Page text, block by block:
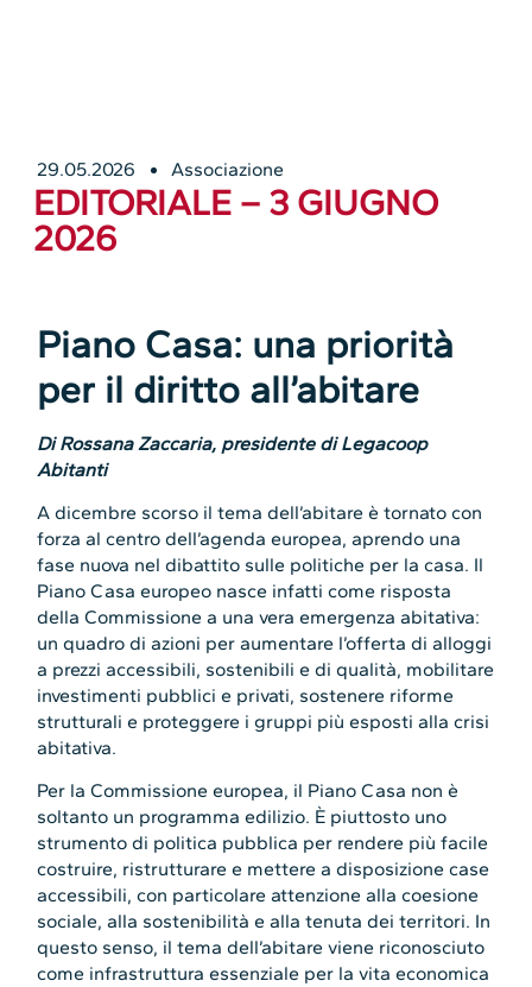
29.05.2026 Associazione
EDITORIALE – 3 GIUGNO
2026
Piano Casa: una priorità
per il diritto all’abitare
Di Rossana Zaccaria, presidente di Legacoop
Abitanti
A dicembre scorso il tema dell’abitare è tornato con
forza al centro dell’agenda europea, aprendo una
fase nuova nel dibattito sulle politiche per la casa. Il
Piano Casa europeo nasce infatti come risposta
della Commissione a una vera emergenza abitativa:
un quadro di azioni per aumentare l’offerta di alloggi
a prezzi accessibili, sostenibili e di qualità, mobilitare
investimenti pubblici e privati, sostenere riforme
strutturali e proteggere i gruppi più esposti alla crisi
abitativa.
Per la Commissione europea, il Piano Casa non è
soltanto un programma edilizio. È piuttosto uno
strumento di politica pubblica per rendere più facile
costruire, ristrutturare e mettere a disposizione case
accessibili, con particolare attenzione alla coesione
sociale, alla sostenibilità e alla tenuta dei territori. In
questo senso, il tema dell’abitare viene riconosciuto
come infrastruttura essenziale per la vita economica